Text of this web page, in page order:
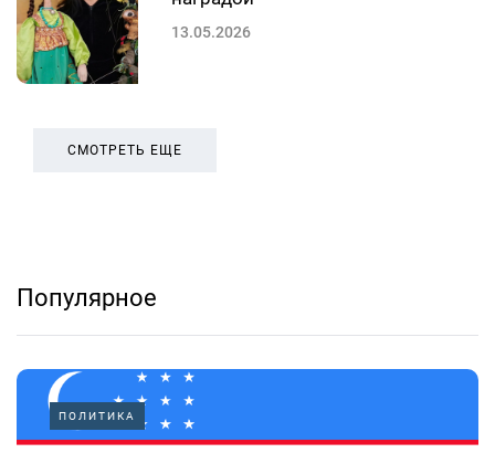
13.05.2026
СМОТРЕТЬ ЕЩЕ
Популярное
ПОЛИТИКА